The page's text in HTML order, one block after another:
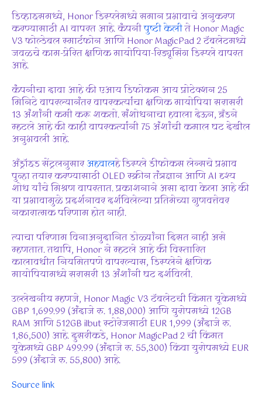
डिव्हाइसमध्ये, Honor डिस्प्लेमध्ये समान प्रभावाचे अनुकरण
करण्यासाठी AI वापरत आहे. कंपनीपुष्टी केलीते Honor Magic
V3 फोल्डेबल स्मार्टफोन आणि Honor MagicPad 2 टॅबलेटमध्ये
जवळचे काम-प्रेरित क्षणिक मायोपिया-रिड्यूसिंग डिस्प्ले वापरत
आहे.
कंपनीचा दावा आहे की एआय डिफोकस आय प्रोटेक्शन 25
मिनिटे वापरल्यानंतर वापरकर्त्यांचा क्षणिक मायोपिया सरासरी
13 अंशांनी कमी करू शकतो. संशोधनाचा हवाला देऊन, ब्रँडने
म्हटले आहे की काही वापरकर्त्यांनी 75 अंशांची कमाल घट देखील
अनुभवली आहे.
अँड्रॉइड सेंट्रलनुसारअहवालहे डिस्प्ले डीफोकस लेन्सचे प्रभाव
पुन्हा तयार करण्यासाठी OLED स्क्रीन तंत्रज्ञान आणि AI दृश्य
शोध यांचे मिश्रण वापरतात. प्रकाशनाने असा दावा केला आहे की
या प्रभावामुळे प्रदर्शनावर दर्शविलेल्या प्रतिमेच्या गुणवत्तेवर
नकारात्मक परिणाम होत नाही.
त्याचा परिणाम विनाअनुदानित डोळ्यांना दिसत नाही असे
म्हणतात. तथापि, Honor ने म्हटले आहे की विस्तारित
कालावधीत नियमितपणे वापरल्यास, डिस्प्लेने क्षणिक
मायोपियामध्ये सरासरी 13 अंशांनी घट दर्शविली.
उल्लेखनीय म्हणजे, Honor Magic V3 टॅबलेटची किंमत यूकेमध्ये
GBP 1,699.99 (अंदाजे रु. 1,88,000) आणि युरोपमध्ये 12GB
RAM आणि 512GB ilbut स्टोरेजसाठी EUR 1,999 (अंदाजे रु.
1,86,500) आहे. दुसरीकडे, Honor MagicPad 2 ची किंमत
यूकेमध्ये GBP 499.99 (अंदाजे रु. 55,300) किंवा युरोपमध्ये EUR
599 (अंदाजे रु. 55,800) आहे.
Source link